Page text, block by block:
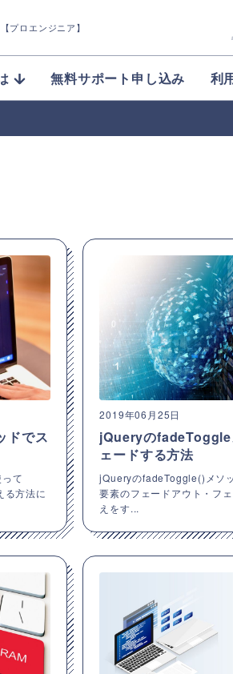
プロエンジニア】
無料サポート申し込み 利
ドでス
て
る方法に
2019年06月25日
jQueryのfadeToggle
ェードする方法
jQueryのfadeToggle()メソ
要素のフェードアウト・フ
えをす...